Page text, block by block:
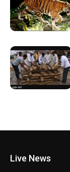
Live News